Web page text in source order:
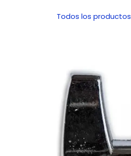
Todos los productos